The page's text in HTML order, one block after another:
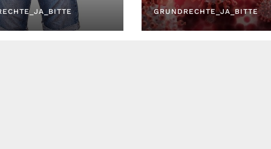
GRUNDRECHTE_JA_BITTE